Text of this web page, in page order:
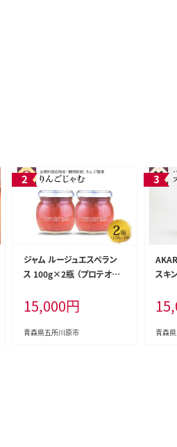
ジャム ルージュエスペラン
ス 100g×2瓶 （プロテオグリ
ごジャム）
15,000円
青森県五所川原市
スキ
青森